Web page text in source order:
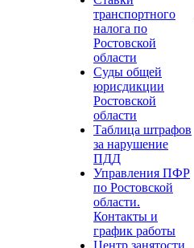
транспортного
налога по
Ростовской
области
Суды общей
юрисдикции
Ростовской
области
Таблица штрафов
за нарушение
ПДД
Управления ПФР
по Ростовской
области.
Контакты и
график работы
Центр занятости